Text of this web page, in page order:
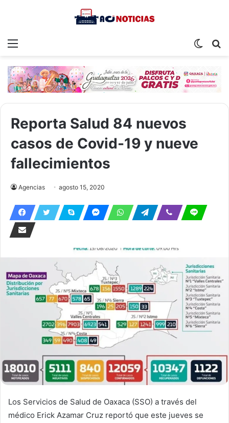
Menu
Switch
Reporta Salud 84 nuevos
casos de Covid-19 y nueve
fallecimientos
Agencias agosto 15, 2020
Los Servicios de Salud de Oaxaca (SSO) a través del
médico Erick Azamar Cruz reportó que este jueves se